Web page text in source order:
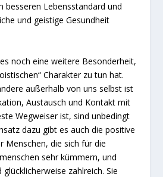
besseren Lebensstandard und
und geistige Gesundheit
noch eine weitere Besonderheit,
Charakter zu tun hat.
außerhalb von uns selbst ist
Austausch und Kontakt mit
Wegweiser ist, sind unbedingt
dazu gibt es auch die positive
Menschen, die sich für die
sehr kümmern, und
zahlreich. Sie